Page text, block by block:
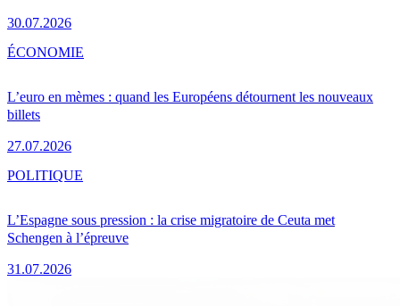
30.07.2026
L’euro en mèmes : quand les Européens détournent les nouveaux
billets
27.07.2026
ÉCONOMIE
L’Espagne sous pression : la crise migratoire de Ceuta met
Schengen à l’épreuve
31.07.2026
POLITIQUE